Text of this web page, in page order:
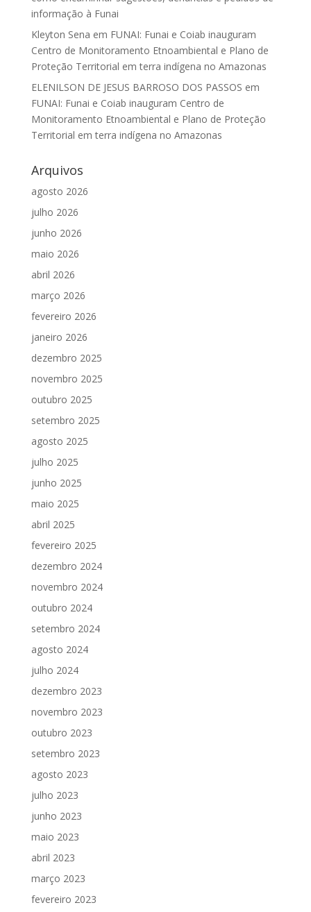
informação à Funai
Kleyton Sena em FUNAI: Funai e Coiab inauguram
Centro de Monitoramento Etnoambiental e Plano de
Proteção Territorial em terra indígena no Amazonas
ELENILSON DE JESUS BARROSO DOS PASSOS em
FUNAI: Funai e Coiab inauguram Centro de
Monitoramento Etnoambiental e Plano de Proteção
Territorial em terra indígena no Amazonas
Arquivos
agosto 2026
julho 2026
junho 2026
maio 2026
abril 2026
março 2026
fevereiro 2026
janeiro 2026
dezembro 2025
novembro 2025
outubro 2025
setembro 2025
agosto 2025
julho 2025
junho 2025
maio 2025
abril 2025
fevereiro 2025
dezembro 2024
novembro 2024
outubro 2024
setembro 2024
agosto 2024
julho 2024
dezembro 2023
novembro 2023
outubro 2023
setembro 2023
agosto 2023
julho 2023
junho 2023
maio 2023
abril 2023
março 2023
fevereiro 2023